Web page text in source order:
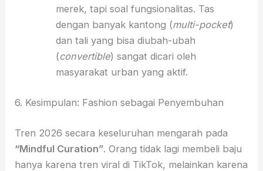
merek, tapi soal fungsionalitas. Tas
dengan banyak kantong (multi-pocket)
dan tali yang bisa diubah-ubah
(convertible) sangat dicari oleh
masyarakat urban yang aktif.
6. Kesimpulan: Fashion sebagai Penyembuhan
Tren 2026 secara keseluruhan mengarah pada
“Mindful Curation”. Orang tidak lagi membeli baju
hanya karena tren viral di TikTok, melainkan karena